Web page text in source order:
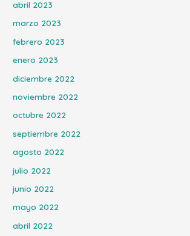
abril 2023
marzo 2023
febrero 2023
enero 2023
diciembre 2022
noviembre 2022
octubre 2022
septiembre 2022
agosto 2022
julio 2022
junio 2022
mayo 2022
abril 2022